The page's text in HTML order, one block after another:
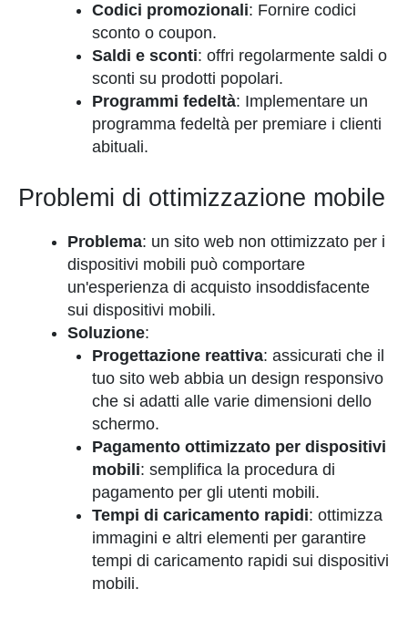
Codici promozionali: Fornire codici
sconto o coupon.
Saldi e sconti: offri regolarmente saldi o
sconti su prodotti popolari.
Programmi fedeltà: Implementare un
programma fedeltà per premiare i clienti
abituali.
Problemi di ottimizzazione mobile
Problema: un sito web non ottimizzato per i
dispositivi mobili può comportare
un'esperienza di acquisto insoddisfacente
sui dispositivi mobili.
Soluzione:
Progettazione reattiva: assicurati che il
tuo sito web abbia un design responsivo
che si adatti alle varie dimensioni dello
schermo.
Pagamento ottimizzato per dispositivi
mobili: semplifica la procedura di
pagamento per gli utenti mobili.
Tempi di caricamento rapidi: ottimizza
immagini e altri elementi per garantire
tempi di caricamento rapidi sui dispositivi
mobili.